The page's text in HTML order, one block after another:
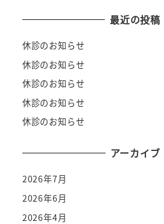
最近の投稿
休診のお知らせ
休診のお知らせ
休診のお知らせ
休診のお知らせ
休診のお知らせ
アーカイブ
2026年7月
2026年6月
2026年4月